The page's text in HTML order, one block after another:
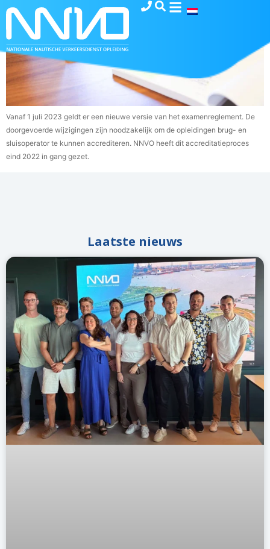
Vanaf 1 juli 2023 geldt er een nieuwe versie van het examenreglement. De
doorgevoerde wijzigingen zijn noodzakelijk om de opleidingen brug- en
sluisoperator te kunnen accrediteren. NNVO heeft dit accreditatieproces
eind 2022 in gang gezet.
Laatste nieuws